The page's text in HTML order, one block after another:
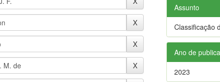
Assunto
Classificação
Ano de
2023